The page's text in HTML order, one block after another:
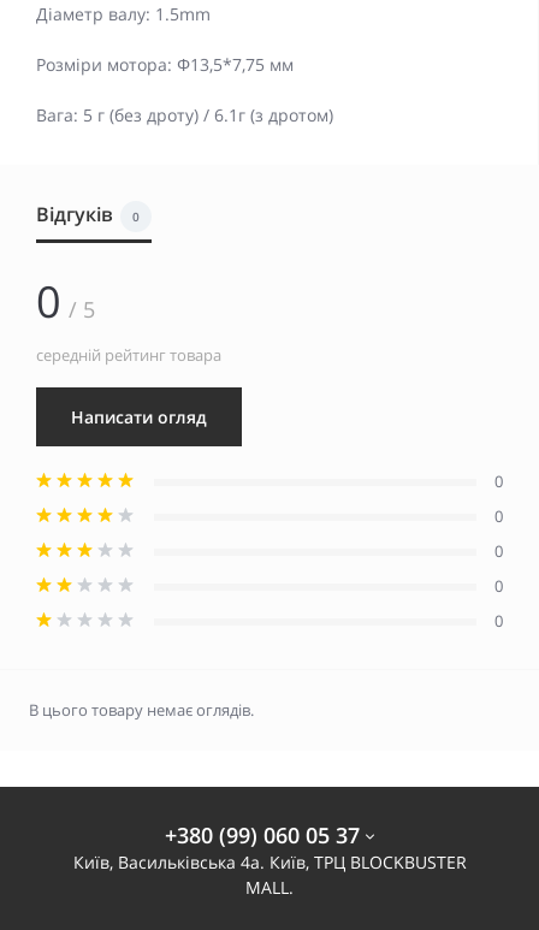
Діаметр валу: 1.5mm
Розміри мотора: Φ13,5*7,75 мм
Вага: 5 г (без дроту) / 6.1г (з дротом)
Відгуків 0
0 / 5
середній рейтинг товара
Написати огляд
0
0
0
0
0
В цього товару немає оглядів.
+380 (99) 060 05 37
Київ, Васильківська 4а. Київ, ТРЦ BLOCKBUSTER
MALL.